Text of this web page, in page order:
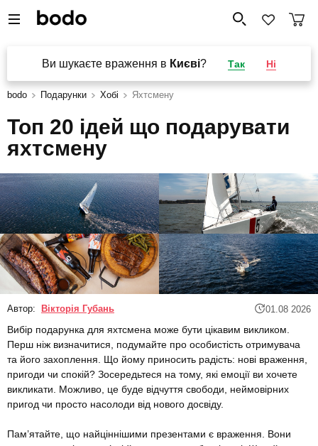
Ви шукаєте враження в Києві? Так Ні
bodo Подарунки Хобі Яхтсмену
Топ 20 ідей що подарувати
яхтсмену
Автор: Вікторія Губань 01.08 2026
Вибір подарунка для яхтсмена може бути цікавим викликом.
Перш ніж визначитися, подумайте про особистість отримувача
та його захоплення. Що йому приносить радість: нові враження,
пригоди чи спокій? Зосередьтеся на тому, які емоції ви хочете
викликати. Можливо, це буде відчуття свободи, неймовірних
пригод чи просто насолоди від нового досвіду.
Пам’ятайте, що найціннішими презентами є враження. Вони